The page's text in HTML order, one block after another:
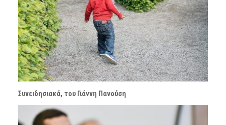
Συνειδησιακά, του Γιάννη Πανούση